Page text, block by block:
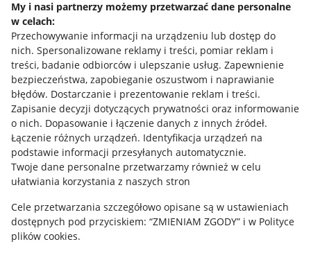
My i nasi partnerzy możemy przetwarzać dane personalne
w celach:
Przechowywanie informacji na urządzeniu lub dostęp do
nich. Spersonalizowane reklamy i treści, pomiar reklam i
treści, badanie odbiorców i ulepszanie usług. Zapewnienie
bezpieczeństwa, zapobieganie oszustwom i naprawianie
błędów. Dostarczanie i prezentowanie reklam i treści.
Zapisanie decyzji dotyczących prywatności oraz informowanie
o nich. Dopasowanie i łączenie danych z innych źródeł.
Łączenie różnych urządzeń. Identyfikacja urządzeń na
podstawie informacji przesyłanych automatycznie.
Twoje dane personalne przetwarzamy również w celu
ułatwiania korzystania z naszych stron
Cele przetwarzania szczegółowo opisane są w ustawieniach
dostępnych pod przyciskiem: “ZMIENIAM ZGODY” i w Polityce
plików cookies.
Allegro Gadane dla sprzedających
Allegro Gadane dla kupujących
Mapa miejscowości
Informacje prawne
Regulamin
Polityka plików "cookies"
Ustawienia plików "cookies"
Udostępnianie lokalizacji
Informacje dla Aktu o Usługach Cyfrowych